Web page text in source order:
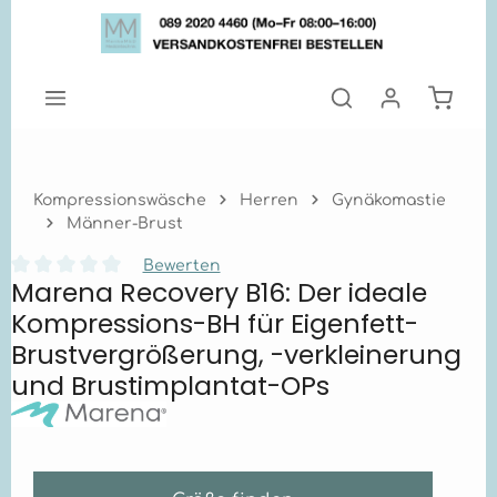
Zum Hauptinhalt springen
Kompressionswäsche Herren
Gynäkomastie
Männer-Brust
Durchschnittliche Bewertung von 0 von 5 Sternen
Bewerten
Marena Recovery B16: Der ideale
Kompressions-BH für Eigenfett-
Brustvergrößerung, -verkleinerung
und Brustimplantat-OPs